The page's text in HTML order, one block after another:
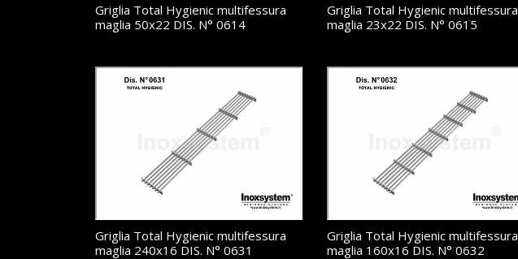
Griglia Total Hygienic multifessura
maglia 50x22 DIS. N° 0614
Griglia Total Hygienic multifessura
maglia 23x22 DIS. N° 0615
Griglia Total Hygienic multifessura
maglia 240x16 DIS. N° 0631
Griglia Total Hygienic multifessura
maglia 160x16 DIS. N° 0632